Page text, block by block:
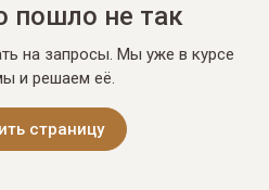
пошло не так
на запросы. Мы уже в курсе
и решаем её.
страницу